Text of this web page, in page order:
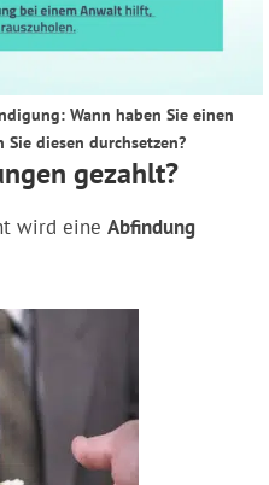
Wann haben Sie einen
diesen durchsetzen?
gezahlt?
wird eine Abfindung